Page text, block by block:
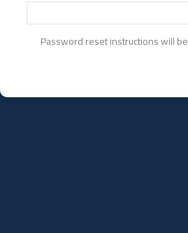
Password reset instructions will